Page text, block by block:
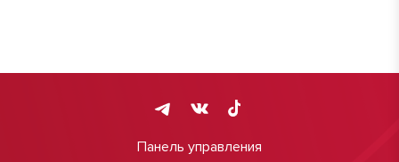
Панель управления